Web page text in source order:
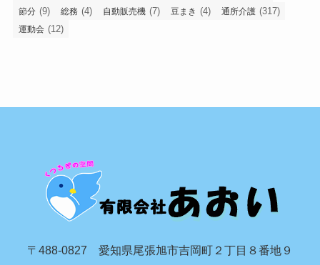
節分 (9) 総務 (4) 自動販売機 (7) 豆まき (4) 通所介護 (317)
運動会 (12)
〒488-0827 愛知県尾張旭市吉岡町２丁目８番地９